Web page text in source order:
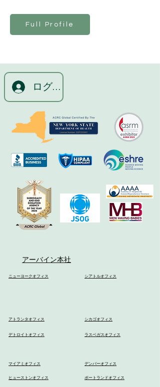
Full Profile
ログイン
アーバイン本社
ニューヨークオフィス シアトルオフィス
アトランタオフィス
デトロイトオフィス
マイアミオフィス
ヒューストンオフィス
シカゴオフィス
ラスベガスオフィス
デンバーオフィス
ポートランドオフィス